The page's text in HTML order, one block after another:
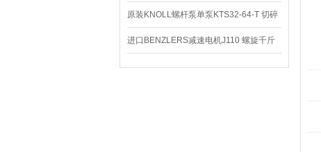
阀定位器
原装KNOLL螺杆泵单泵KTS32-64-T 切碎
排屑机
进口BENZLERS减速电机J110 螺旋千斤
顶BD-58